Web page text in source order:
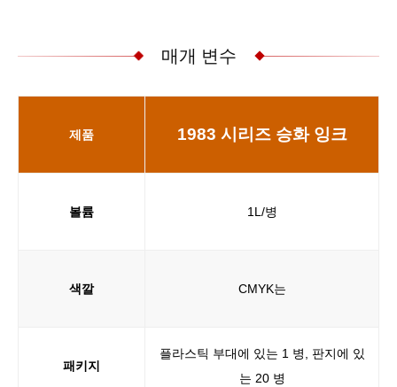
매개 변수
제품 1983 시리즈 승화 잉크
볼륨 1L/병
색깔 CMYK는
패키지
플라스틱 부대에 있는 1 병, 판지에 있
는 20 병